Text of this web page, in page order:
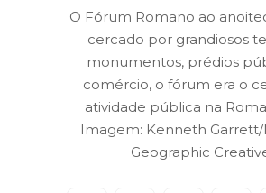
O Fórum Romano ao
cercado por grandiosos
monumentos, prédios
comércio, o fórum era o
atividade pública na
Imagem: Kenneth
Geographic